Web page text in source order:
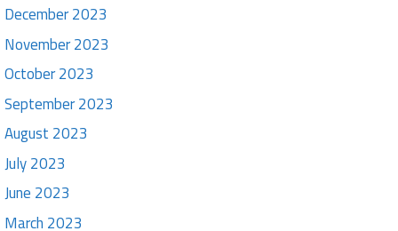
December 2023
November 2023
October 2023
September 2023
August 2023
July 2023
June 2023
March 2023